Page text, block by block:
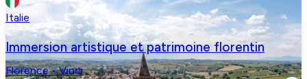
Italie
Immersion artistique et patrimoine florentin
Florence • Vinci